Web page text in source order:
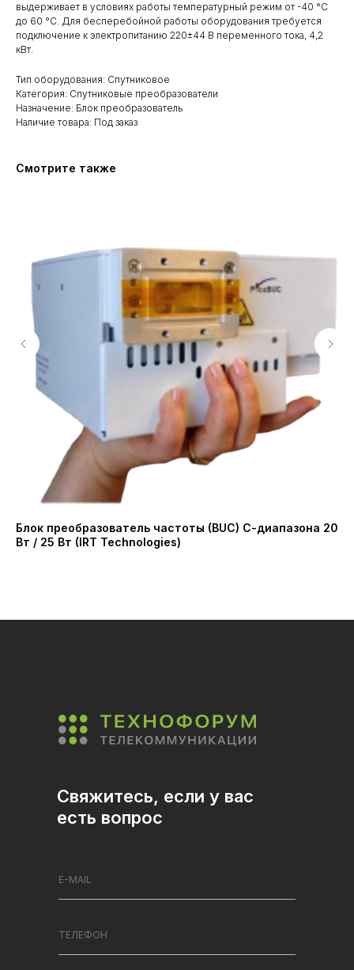
выдерживает в условиях работы температурный режим от -40 °С
до 60 °C. Для бесперебойной работы оборудования требуется
подключение к электропитанию 220±44 В переменного тока, 4,2
кВт.
Тип оборудования: Спутниковое
Категория: Спутниковые преобразователи
Назначение: Блок преобразователь
Наличие товара: Под заказ
Смотрите также
Блок преобразователь частоты (BUC) С-диапазона 20
Вт / 25 Вт (IRT Technologies)
Свяжитесь, если у вас
есть вопрос